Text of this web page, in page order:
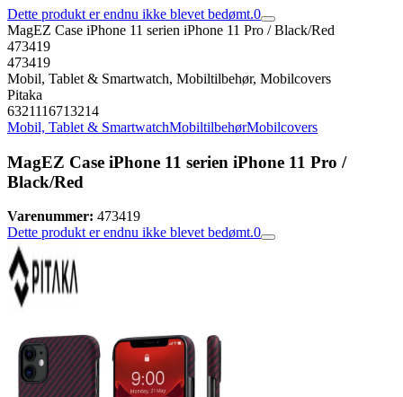
Dette produkt er endnu ikke blevet bedømt.0
MagEZ Case iPhone 11 serien iPhone 11 Pro / Black/Red
473419
473419
Mobil, Tablet & Smartwatch, Mobiltilbehør, Mobilcovers
Pitaka
6321116713214
Mobil, Tablet & SmartwatchMobiltilbehørMobilcovers
MagEZ Case iPhone 11 serien iPhone 11 Pro /
Black/Red
Varenummer: 473419
Dette produkt er endnu ikke blevet bedømt.0